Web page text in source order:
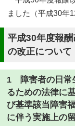
ました（平成30年
平成30年度報
の改正について
1 障害者の日常
るための法律に
び基準該当障害
に伴う実施上の